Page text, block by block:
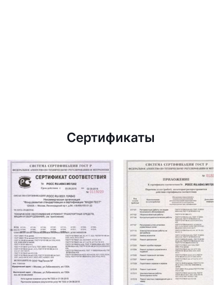
Сертификаты